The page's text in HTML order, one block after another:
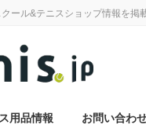
ル&テニスショップ情報を掲
用品情報 お問い合わ